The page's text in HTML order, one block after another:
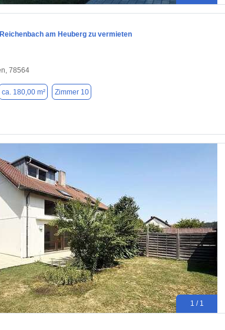
am Heuberg zu vermieten
78564
ca. 180,00 m² Zimmer 10
1 / 1